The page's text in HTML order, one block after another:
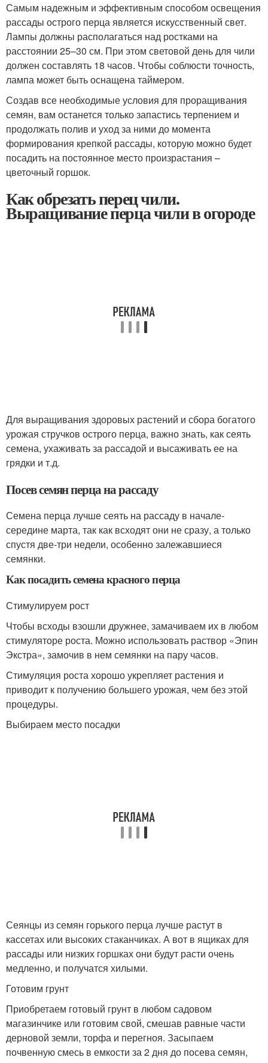
Самым надежным и эффективным способом освещения
рассады острого перца является искусственный свет.
Лампы должны располагаться над ростками на
расстоянии 25–30 см. При этом световой день для чили
должен составлять 18 часов. Чтобы соблюсти точность,
лампа может быть оснащена таймером.
Создав все необходимые условия для проращивания
семян, вам останется только запастись терпением и
продолжать полив и уход за ними до момента
формирования крепкой рассады, которую можно будет
посадить на постоянное место произрастания –
цветочный горшок.
Как обрезать перец чили.
Выращивание перца чили в огороде
Для выращивания здоровых растений и сбора богатого
урожая стручков острого перца, важно знать, как сеять
семена, ухаживать за рассадой и высаживать ее на
грядки и т.д.
Посев семян перца на рассаду
Семена перца лучше сеять на рассаду в начале-
середине марта, так как всходят они не сразу, а только
спустя две-три недели, особенно залежавшиеся
семянки.
Как посадить семена красного перца
Стимулируем рост
Чтобы всходы взошли дружнее, замачиваем их в любом
стимуляторе роста. Можно использовать раствор «Эпин
Экстра», замочив в нем семянки на пару часов.
Стимуляция роста хорошо укрепляет растения и
приводит к получению большего урожая, чем без этой
процедуры.
Выбираем место посадки
Сеянцы из семян горького перца лучше растут в
кассетах или высоких стаканчиках. А вот в ящиках для
рассады или низких горшках они будут расти очень
медленно, и получатся хилыми.
Готовим грунт
Приобретаем готовый грунт в любом садовом
магазинчике или готовим свой, смешав равные части
дерновой земли, торфа и перегноя. Засыпаем
почвенную смесь в емкости за 2 дня до посева семян,